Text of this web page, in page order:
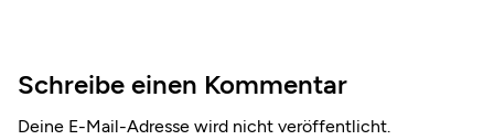
Schreibe einen Kommentar
Deine E-Mail-Adresse wird nicht veröffentlicht.